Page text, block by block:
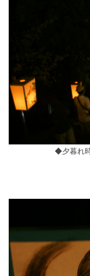
◆夕暮れ